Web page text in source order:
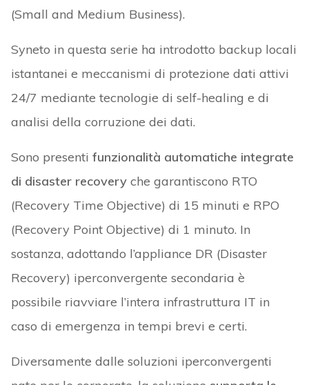
(Small and Medium Business).
Syneto in questa serie ha introdotto backup locali
istantanei e meccanismi di protezione dati attivi
24/7 mediante tecnologie di self-healing e di
analisi della corruzione dei dati.
Sono presenti funzionalità automatiche integrate
di disaster recoveryche garantiscono RTO
(Recovery Time Objective) di 15 minuti e RPO
(Recovery Point Objective) di 1 minuto. In
sostanza, adottando l’appliance DR (Disaster
Recovery) iperconvergente secondaria è
possibile riavviare l’intera infrastruttura IT in
caso di emergenza in tempi brevi e certi.
Diversamente dalle soluzioni iperconvergenti